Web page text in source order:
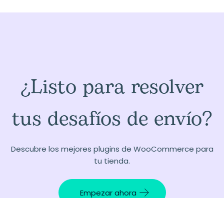
¿Listo para resolver
tus desafíos de envío?
Descubre los mejores plugins de WooCommerce para
tu tienda.
Empezar ahora